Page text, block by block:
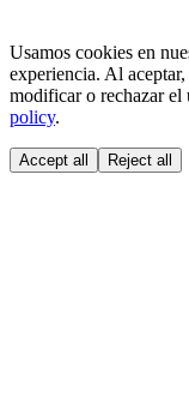
Usamos cookies en
experiencia. Al
modificar o rechazar el
policy.
Accept all Reject all